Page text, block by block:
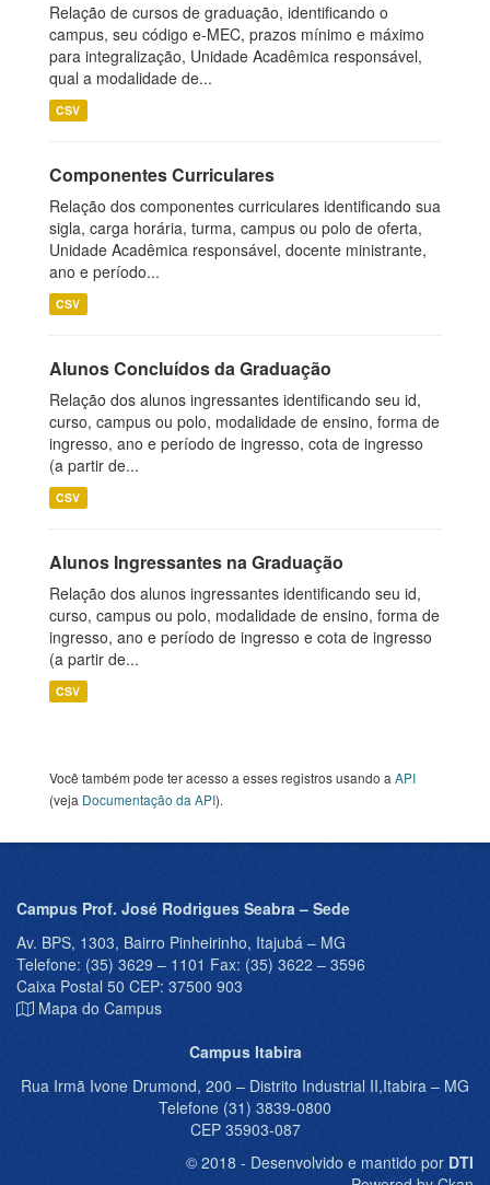
Relação de cursos de graduação, identificando o
campus, seu código e-MEC, prazos mínimo e máximo
para integralização, Unidade Acadêmica responsável,
qual a modalidade de...
CSV
Componentes Curriculares
Relação dos componentes curriculares identificando sua
sigla, carga horária, turma, campus ou polo de oferta,
Unidade Acadêmica responsável, docente ministrante,
ano e período...
CSV
Alunos Concluídos da Graduação
Relação dos alunos ingressantes identificando seu id,
curso, campus ou polo, modalidade de ensino, forma de
ingresso, ano e período de ingresso, cota de ingresso
(a partir de...
CSV
Alunos Ingressantes na Graduação
Relação dos alunos ingressantes identificando seu id,
curso, campus ou polo, modalidade de ensino, forma de
ingresso, ano e período de ingresso e cota de ingresso
(a partir de...
CSV
Você também pode ter acesso a esses registros usando a API
(veja Documentação da API).
Campus Prof. José Rodrigues Seabra – Sede
Av. BPS, 1303, Bairro Pinheirinho, Itajubá – MG
Telefone: (35) 3629 – 1101 Fax: (35) 3622 – 3596
Caixa Postal 50 CEP: 37500 903
Mapa do Campus
Campus Itabira
Rua Irmã Ivone Drumond, 200 – Distrito Industrial II,Itabira – MG
Telefone (31) 3839-0800
CEP 35903-087
© 2018 - Desenvolvido e mantido por DTI